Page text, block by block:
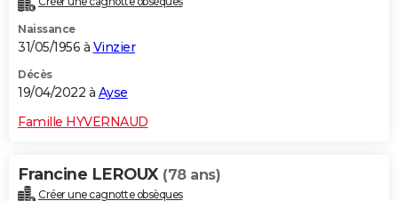
Naissance
31/05/1956 à Vinzier
Décès
19/04/2022 à Ayse
Famille HYVERNAUD
Francine LEROUX (78 ans)
Créer une cagnotte obsèques